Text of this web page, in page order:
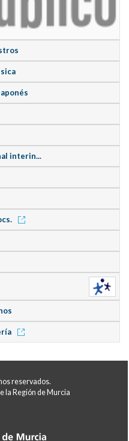
interin...
reservados.
la Región de Murcia